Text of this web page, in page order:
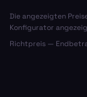
Die angezeigten
Konfigurator
Richtpreis —